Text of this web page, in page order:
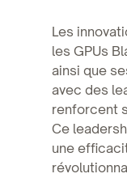
Les
les GPUs
ainsi que
avec des
renforcent
Ce
une